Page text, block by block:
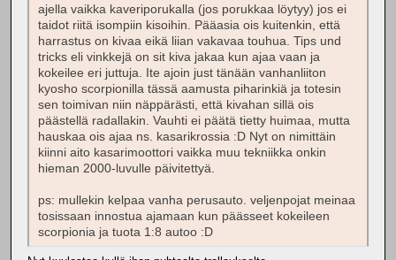
ajella vaikka kaveriporukalla (jos porukkaa löytyy) jos ei
taidot riitä isompiin kisoihin. Pääasia ois kuitenkin, että
harrastus on kivaa eikä liian vakavaa touhua. Tips und
tricks eli vinkkejä on sit kiva jakaa kun ajaa vaan ja
kokeilee eri juttuja. Ite ajoin just tänään vanhanliiton
kyosho scorpionilla tässä aamusta piharinkiä ja totesin
sen toimivan niin näppärästi, että kivahan sillä ois
päästellä radallakin. Vauhti ei päätä tietty huimaa, mutta
hauskaa ois ajaa ns. kasarikrossia :D Nyt on nimittäin
kiinni aito kasarimoottori vaikka muu tekniikka onkin
hieman 2000-luvulle päivitettyä.
ps: mullekin kelpaa vanha perusauto. veljenpojat meinaa
tosissaan innostua ajamaan kun päässeet kokeileen
scorpionia ja tuota 1:8 autoo :D